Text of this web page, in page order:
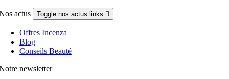
actus Toggle nos actus links 
Offres Incenza
Blog
Conseils Beauté
newsletter